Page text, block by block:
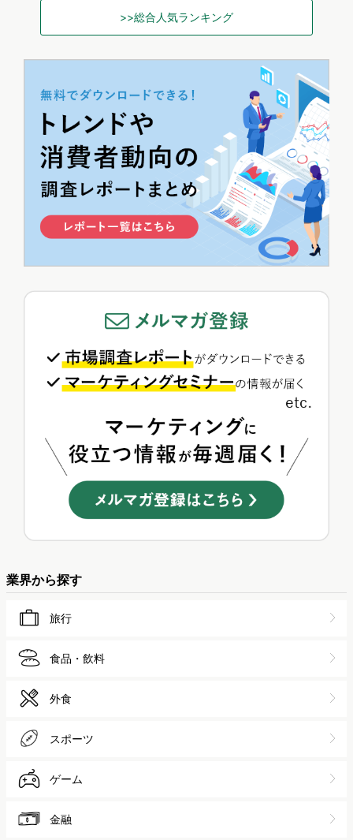
>>総合人気ランキング
業界から探す
旅行
食品・飲料
外食
スポーツ
ゲーム
金融